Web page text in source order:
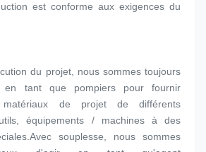
est conforme aux exigences du
du projet, nous sommes toujours
en tant que pompiers pour fournir
matériaux de projet de différents
équipements / machines à des
souplesse, nous sommes